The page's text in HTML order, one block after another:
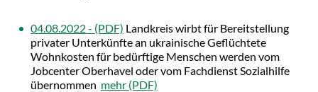
04.08.2022 -
Landkreis wirbt für Bereitstellung
privater Unterkünfte an ukrainische Geflüchtete
Wohnkosten für bedürftige Menschen werden vom
Jobcenter Oberhavel oder vom Fachdienst Sozialhilfe
übernommen mehr